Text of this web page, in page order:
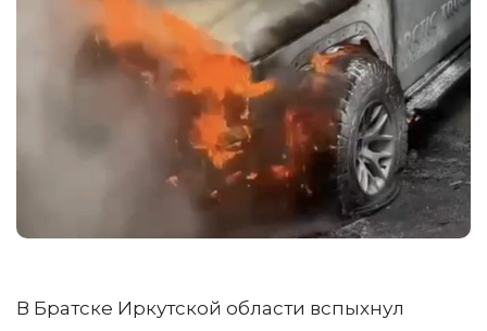
В Братске Иркутской области вспыхнул